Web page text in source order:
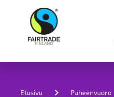
Etusivu Puheenvuoro